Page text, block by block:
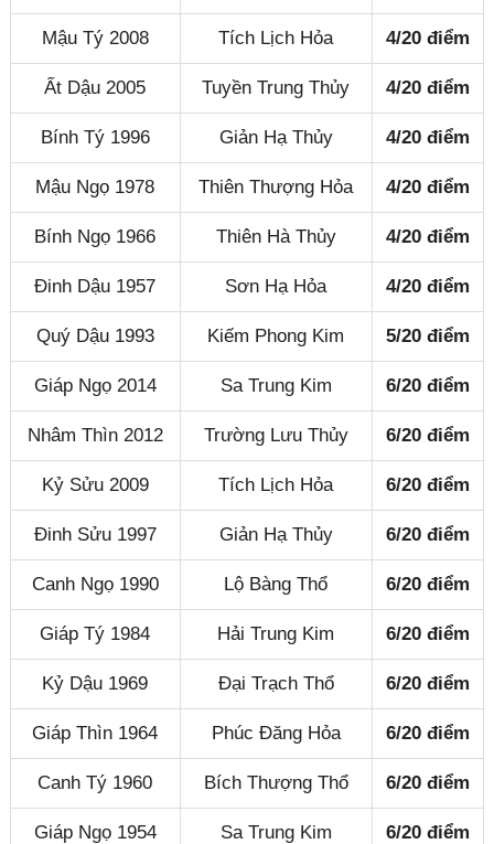
Mậu Tý 2008 Tích Lịch Hỏa 4/20 điểm
Ất Dậu 2005 Tuyền Trung Thủy 4/20 điểm
Bính Tý 1996 Giản Hạ Thủy 4/20 điểm
Mậu Ngọ 1978 Thiên Thượng Hỏa 4/20 điểm
Bính Ngọ 1966 Thiên Hà Thủy 4/20 điểm
Đinh Dậu 1957 Sơn Hạ Hỏa 4/20 điểm
Quý Dậu 1993 Kiếm Phong Kim 5/20 điểm
Giáp Ngọ 2014 Sa Trung Kim 6/20 điểm
Nhâm Thìn 2012 Trường Lưu Thủy 6/20 điểm
Kỷ Sửu 2009 Tích Lịch Hỏa 6/20 điểm
Đinh Sửu 1997 Giản Hạ Thủy 6/20 điểm
Canh Ngọ 1990 Lộ Bàng Thổ 6/20 điểm
Giáp Tý 1984 Hải Trung Kim 6/20 điểm
Kỷ Dậu 1969 Đại Trạch Thổ 6/20 điểm
Giáp Thìn 1964 Phúc Đăng Hỏa 6/20 điểm
Canh Tý 1960 Bích Thượng Thổ 6/20 điểm
Giáp Ngọ 1954 Sa Trung Kim 6/20 điểm